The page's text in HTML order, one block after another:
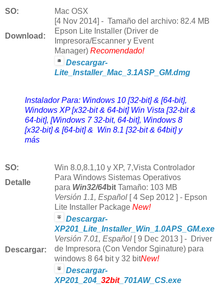
SO: Mac OSX
Download :
[4 Nov 2014] - Tamaño del archivo: 82.4 MB
Epson Lite Installer (Driver de
Impresora/Escanner y Event
Manager) Recomendado!
Descargar-
Lite_Installer_Mac_3.1ASP_GM.dmg
Instalador Para: Windows 10 [32-bit] & [64-bit],
Windows XP [x32-bit & 64-bit] Win Vista [32-bit &
64-bit], [Windows 7 32-bit, 64-bit], Windows 8
[x32-bit] & [64-bit] & Win 8.1 [32-bit & 64bit] y
más
SO: Win 8.0,8.1,10 y XP, 7,Vista Controlador
Detalle
Para Windows Sistemas Operativos
para Win32/64bit Tamaño: 103 MB
Descargar:
Versión 1.1, Español [ 4 Sep 2012 ] - Epson
Lite Installer Package New!
Descargar-
XP201_Lite_Installer_Win_1.0APS_GM.exe
Versión 7.01, Español [ 9 Dec 2013 ] - Driver
de Impresora (Con Vendor Sginature) para
windows 8 64 bit y 32 bitNew!
Descargar-
XP201_204_ 32bit_701AW_CS.exe